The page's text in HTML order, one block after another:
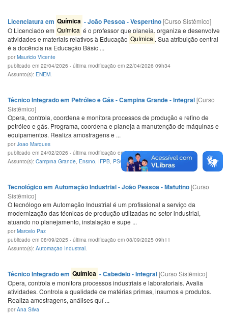
Licenciatura em Química - João Pessoa - Vespertino[Curso Sistêmico]
O Licenciado em Química é o professor que planeja, organiza e desenvolve
atividades e materiais relativos à Educação Química . Sua atribuição central
é a docência na Educação Básic ...
porMauricio Vicente
publicado em 22/04/2026 - última modificação em 22/04/2026 09h34
Assunto(s): ENEM
Técnico Integrado em Petróleo e Gás - Campina Grande - Integral[Curso
Sistêmico]
Opera, controla, coordena e monitora processos de produção e refino de
petróleo e gás. Programa, coordena e planeja a manutenção de máquinas e
equipamentos. Realiza amostragens e ...
porJoao Marques
publicado em 24/02/2026 - última modificação em 24/02/2026 09h47
Assunto(s): Campina Grande Ensino IFPB PSCT .
Tecnológico em Automação Industrial - João Pessoa - Matutino[Curso
Sistêmico]
O tecnólogo em Automação Industrial é um profissional a serviço da
modernização das técnicas de produção utilizadas no setor industrial,
atuando no planejamento, instalação e supe ...
porMarcelo Paz
publicado em 08/09/2025 - última modificação em 08/09/2025 09h11
Assunto(s): Automação Industrial
Técnico Integrado em Química - Cabedelo - Integral[Curso Sistêmico]
Opera, controla e monitora processos industriais e laboratoriais. Avalia
atividades. Controla a qualidade de matérias primas, insumos e produtos.
Realiza amostragens, análises quí ...
porAna Silva